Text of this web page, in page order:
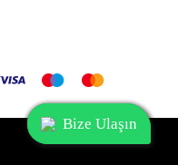
Bize Ulaşın
Bize Ulaşın
Bize Ulaşın